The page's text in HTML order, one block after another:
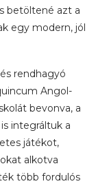
betöltené azt a
egy modern, jól
rendhagyó
Angol-
bevonva, a
integráltuk a
játékot,
alkotva
több fordulós